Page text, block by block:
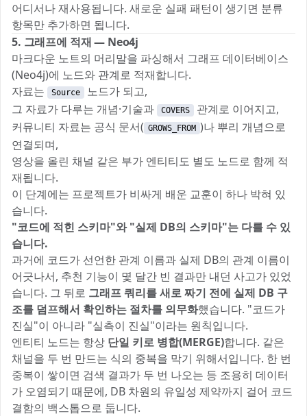
어디서나 재사용됩니다. 새로운 실패 패턴이 생기면 분류
항목만 추가하면 됩니다.
5. 그래프에 적재 — Neo4j
마크다운 노트의 머리말을 파싱해서 그래프 데이터베이스
(Neo4j)에 노드와 관계로 적재합니다.
자료는
Source
노드가 되고,
그 자료가 다루는 개념·기술과
COVERS
관계로 이어지고,
커뮤니티 자료는 공식 문서( GROWS_FROM )나 뿌리 개념으로
연결되며,
영상을 올린 채널 같은 부가 엔티티도 별도 노드로 함께 적
재됩니다.
이 단계에는 프로젝트가 비싸게 배운 교훈이 하나 박혀 있
습니다.
"코드에 적힌 스키마"와 "실제 DB의 스키마"는 다를 수 있
습니다.
과거에 코드가 선언한 관계 이름과 실제 DB의 관계 이름이
어긋나서, 추천 기능이 몇 달간 빈 결과만 내던 사고가 있었
습니다. 그 뒤로 그래프 쿼리를 새로 짜기 전에 실제 DB 구
조를 덤프해서 확인하는 절차를 의무화했습니다. "코드가
진실"이 아니라 "실측이 진실"이라는 원칙입니다.
엔티티 노드는 항상 단일 키로 병합(MERGE)합니다. 같은
채널을 두 번 만드는 식의 중복을 막기 위해서입니다. 한 번
중복이 쌓이면 검색 결과가 두 번 나오는 등 조용히 데이터
가 오염되기 때문에, DB 차원의 유일성 제약까지 걸어 코드
결함의 백스톱으로 둡니다.